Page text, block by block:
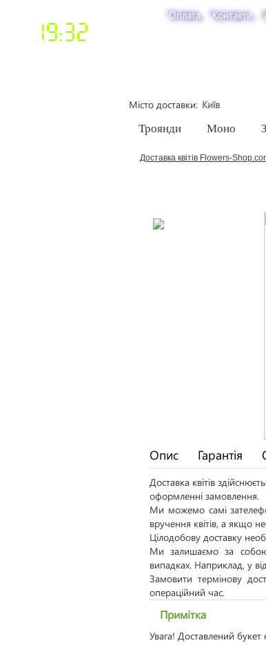
19:32
Оплата Контакти
Місто доставки
Троянди Моно
Доставка квітів Flowers-
Опис Гарантія
Доставка квітів
оформленні замовлення.
Ми можемо самі
вручення квітів, а якщо
Цілодобову доставку
Ми залишаємо за
випадках. Наприклад, у
Замовити термінову
операційний час.
Примітка
Увага! Доставлений